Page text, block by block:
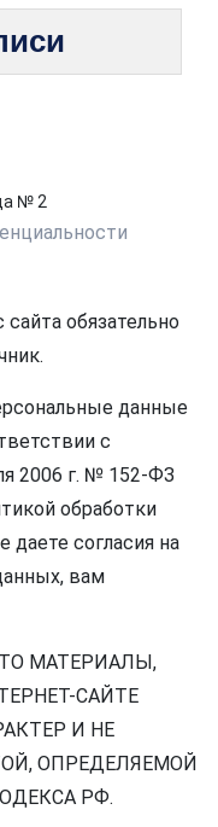
№ 2
обязательно
данные
с
2006 г. № 152-ФЗ
обработки
даете согласия на
вам
МАТЕРИАЛЫ,
САЙТЕ
И НЕ
ОПРЕДЕЛЯЕМОЙ
РФ.